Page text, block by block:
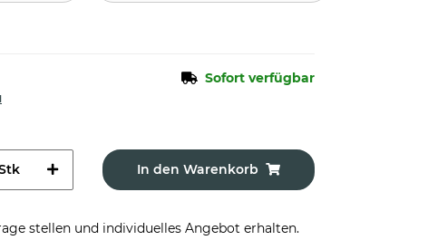
Sofort verfügbar
In den Warenkorb
stellen und individuelles Angebot erhalten.